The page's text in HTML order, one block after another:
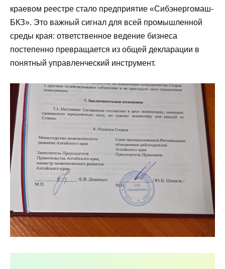
краевом реестре стало предприятие «Сибэнергомаш-
БКЗ». Это важный сигнал для всей промышленной
среды края: ответственное ведение бизнеса
постепенно превращается из общей декларации в
понятный управленческий инструмент.